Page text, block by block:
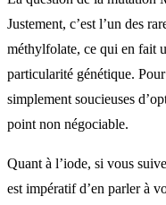
Justement, c’est l’un des
méthylfolate, ce qui en fait
particularité génétique.
simplement soucieuses
point non négociable.
Quant à l’iode, si vous
est impératif d’en parler à